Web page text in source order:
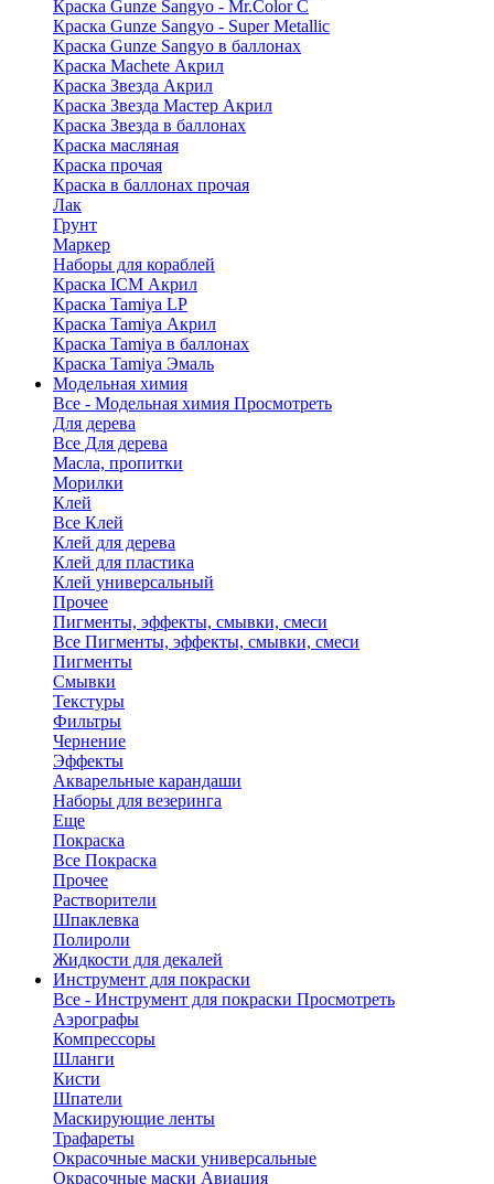
Краска Gunze Sangyo - Mr.Color C
Краска Gunze Sangyo - Super Metallic
Краска Gunze Sangyo в баллонах
Краска Machete Акрил
Краска Звезда Акрил
Краска Звезда Мастер Акрил
Краска Звезда в баллонах
Краска масляная
Краска прочая
Краска в баллонах прочая
Лак
Грунт
Маркер
Наборы для кораблей
Краска ICM Акрил
Краска Tamiya LP
Краска Tamiya Акрил
Краска Tamiya в баллонах
Краска Tamiya Эмаль
Модельная химия
Все - Модельная химия Просмотреть
Для дерева
Все Для дерева
Масла, пропитки
Морилки
Клей
Все Клей
Клей для дерева
Клей для пластика
Клей универсальный
Прочее
Пигменты, эффекты, смывки, смеси
Все Пигменты, эффекты, смывки, смеси
Пигменты
Смывки
Текстуры
Фильтры
Чернение
Эффекты
Акварельные карандаши
Наборы для везеринга
Еще
Покраска
Все Покраска
Прочее
Растворители
Шпаклевка
Полироли
Жидкости для декалей
Инструмент для покраски
Все - Инструмент для покраски Просмотреть
Аэрографы
Компрессоры
Шланги
Кисти
Шпатели
Маскирующие ленты
Трафареты
Окрасочные маски универсальные
Окрасочные маски Авиация